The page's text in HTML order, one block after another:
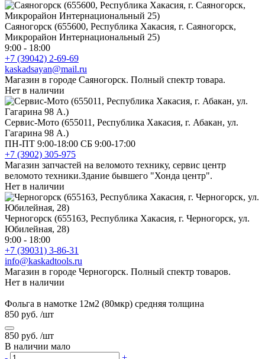
Саяногорск (655600, Республика Хакасия, г. Саяногорск,
Микрорайон Интернациональный 25)
9:00 - 18:00
+7 (39042) 2-69-69
kaskadsayan@mail.ru
Магазин в городе Саяногорск. Полный спектр товара.
Нет в наличии
Сервис-Мото (655011, Республика Хакасия, г. Абакан, ул.
Гагарина 98 А.)
ПН-ПТ 9:00-18:00 СБ 9:00-17:00
+7 (3902) 305-975
Магазин запчастей на веломото технику, сервис центр
веломото техники.Здание бывшего "Хонда центр".
Нет в наличии
Черногорск (655163, Республика Хакасия, г. Черногорск, ул.
Юбилейная, 28)
9:00 - 18:00
+7 (39031) 3-86-31
info@kaskadtools.ru
Магазин в городе Черногорск. Полный спектр товаров.
Нет в наличии
Фольга в намотке 12м2 (80мкр) средняя толщина
850 руб. /шт
850 руб. /шт
В наличии мало